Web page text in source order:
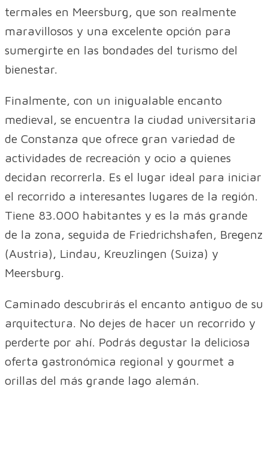
termales en Meersburg, que son realmente
maravillosos y una excelente opción para
sumergirte en las bondades del turismo del
bienestar.
Finalmente, con un inigualable encanto
medieval, se encuentra la ciudad universitaria
de Constanza que ofrece gran variedad de
actividades de recreación y ocio a quienes
decidan recorrerla. Es el lugar ideal para iniciar
el recorrido a interesantes lugares de la región.
Tiene 83.000 habitantes y es la más grande
de la zona, seguida de Friedrichshafen, Bregenz
(Austria), Lindau, Kreuzlingen (Suiza) y
Meersburg.
Caminado descubrirás el encanto antiguo de su
arquitectura. No dejes de hacer un recorrido y
perderte por ahí. Podrás degustar la deliciosa
oferta gastronómica regional y gourmet a
orillas del más grande lago alemán.